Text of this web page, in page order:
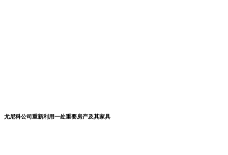
尤尼科公司重新利用一处重要房产及其家具